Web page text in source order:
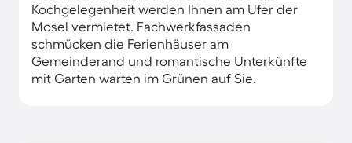
Kochgelegenheit werden Ihnen am Ufer der
Mosel vermietet. Fachwerkfassaden
schmücken die Ferienhäuser am
Gemeinderand und romantische Unterkünfte
mit Garten warten im Grünen auf Sie.